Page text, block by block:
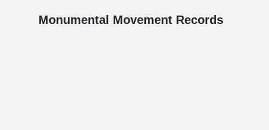
Monumental Movement Records